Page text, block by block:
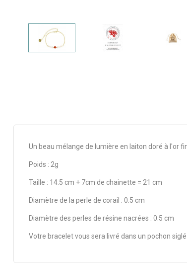
Un beau mélange de lumière en laiton doré à l'or
Poids : 2g
Taille : 14.5 cm + 7cm de chainette = 21 cm
Diamètre de la perle de corail : 0.5 cm
Diamètre des perles de résine nacrées : 0.5 cm
Votre bracelet vous sera livré dans un pochon